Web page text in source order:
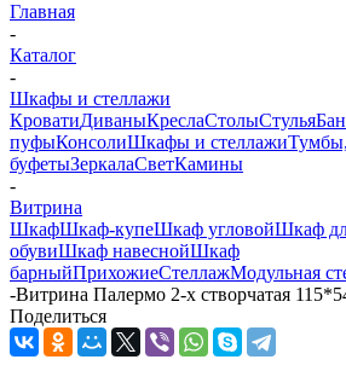
Главная
-
Каталог
-
Шкафы и стеллажи
КроватиДиваныКреслаСтолыСтулья
пуфыКонсолиШкафы и стеллажи
буфетыЗеркалаСветКамины
-
Витрина
ШкафШкаф-купеШкаф угловойШкаф
обувиШкаф навеснойШкаф
барныйПрихожиеСтеллажМодульная
-Витрина Палермо 2-х створчатая
Поделиться